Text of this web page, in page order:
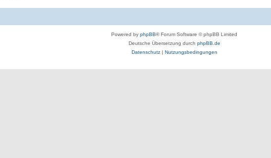
Powered by phpBB® Forum Software © phpBB Limited
Deutsche Übersetzung durch phpBB.de
Datenschutz| Nutzungsbedingungen